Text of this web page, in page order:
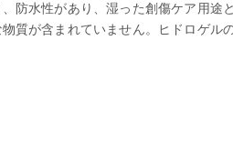
防水性があり、湿った創傷ケア用途
質が含まれていません。ヒドロゲル